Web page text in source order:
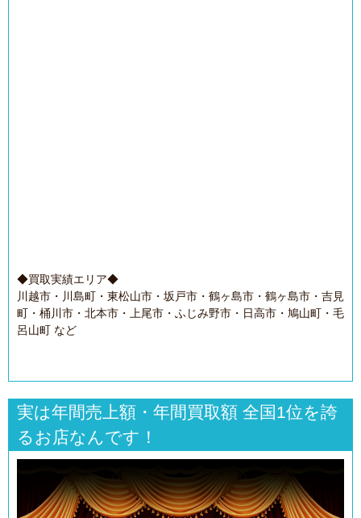
◆買取実績エリア◆
川越市・川島町・東松山市・坂戸市・鶴ヶ島市・鶴ヶ島市・吉見
町・桶川市・北本市・上尾市・ふじみ野市・日高市・鳩山町・毛
呂山町 など
実は年間売上額・年間買取額 全国1位を誇
るお店なんです！